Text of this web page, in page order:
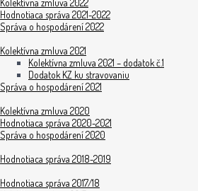
Kolektívna zmluva 2022
Hodnotiaca správa 2021-2022
Správa o hospodárení 2022
Kolektívna zmluva 2021
Kolektívna zmluva 2021 – dodatok č.1
Dodatok KZ ku stravovaniu
Správa o hospodárení 2021
Kolektívna zmluva 2020
Hodnotiaca správa 2020-2021
Správa o hospodárení 2020
Hodnotiaca správa 2018-2019
Hodnotiaca správa 2017/18